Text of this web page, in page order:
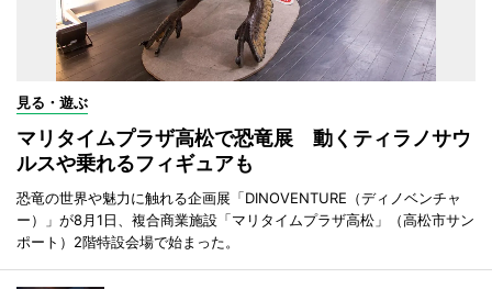
見る・遊ぶ
マリタイムプラザ高松で恐竜展 動くティラノサウ
ルスや乗れるフィギュアも
恐竜の世界や魅力に触れる企画展「DINOVENTURE（ディノベンチャ
ー）」が8月1日、複合商業施設「マリタイムプラザ高松」（高松市サン
ポート）2階特設会場で始まった。